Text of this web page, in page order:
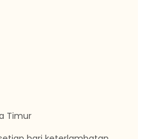
Timur